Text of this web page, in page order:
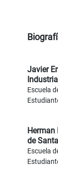
Javier
Escuela
Herman
de
Escuela